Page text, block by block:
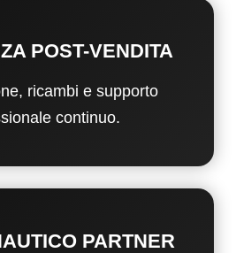
POST-VENDITA
ricambi e supporto
continuo.
PARTNER